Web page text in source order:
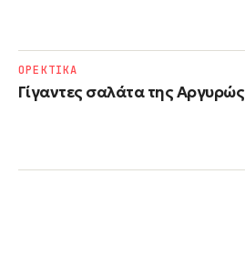
Γίγαντες σαλάτα της Αργυρώς
ΟΡΕΚΤΙΚΑ